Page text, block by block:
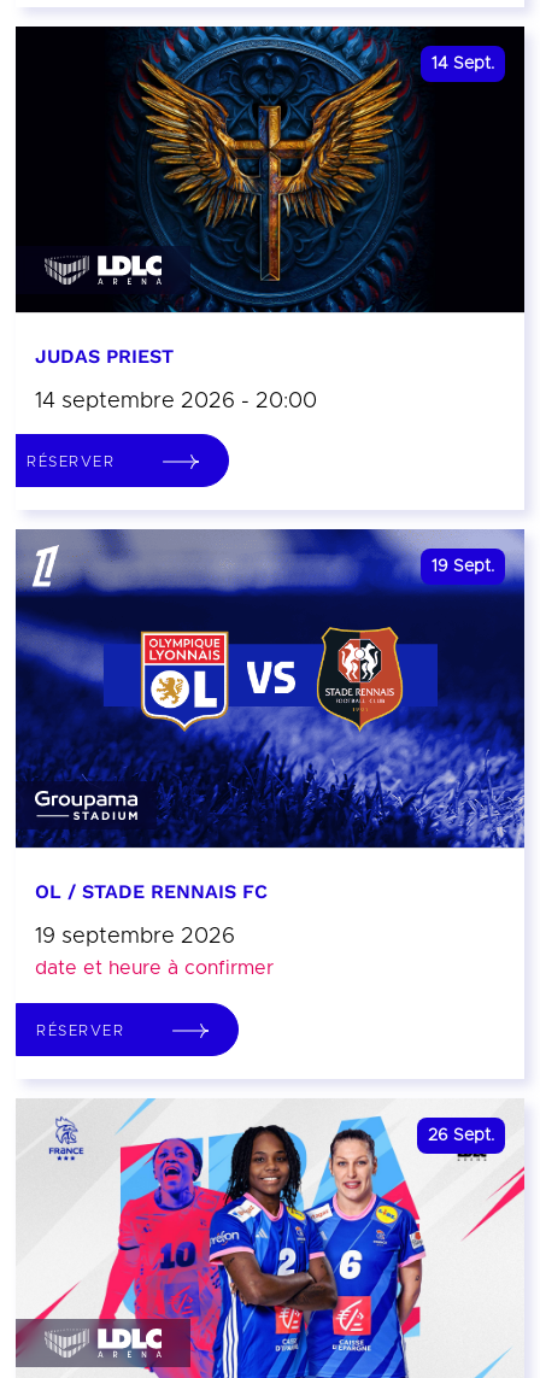
14 Sept.
JUDAS PRIEST
14 septembre 2026 - 20:00
RÉSERVER
19 Sept.
OL / STADE RENNAIS FC
19 septembre 2026
date et heure à confirmer
RÉSERVER
26 Sept.